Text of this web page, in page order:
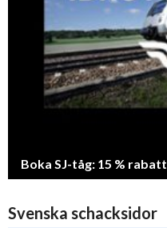
Boka SJ-tåg: 15 % rabatt
Svenska schacksidor